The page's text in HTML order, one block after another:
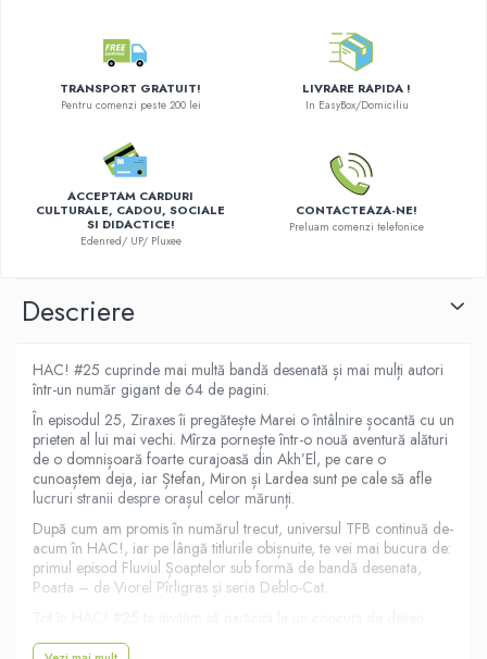
Totoro/Kiki etc
Carnetele
Dragon Ball
One Piece
Naruto Shippuden
Sailor Moon
Harry Potter
Star Trek
Fallout
Stranger Things
Collectibles
Retro Arcade – Jocuri, Console si
TRANSPORT GRATUIT!
Pentru comenzi peste 200 lei
LIVRARE RAPIDA !
In EasyBox/Domiciliu
ACCEPTAM CARDURI
CULTURALE, CADOU, SOCIALE
SI DIDACTICE!
Edenred/ UP/ Pluxee
CONTACTEAZA-NE!
Preluam comenzi telefonice
Descriere
HAC! #25 cuprinde mai multă bandă desenată și mai mulți autori
într-un număr gigant de 64 de pagini.
În episodul 25, Ziraxes îi pregătește Marei o întâlnire șocantă cu un
prieten al lui mai vechi. Mîrza pornește într-o nouă aventură alături
de o domnișoară foarte curajoasă din Akh’El, pe care o
cunoaștem deja, iar Ștefan, Miron și Lardea sunt pe cale să afle
lucruri stranii despre orașul celor mărunți.
După cum am promis în numărul trecut, universul TFB continuă de-
acum în HAC!, iar pe lângă titlurile obișnuite, te vei mai bucura de:
primul episod Fluviul Șoaptelor sub formă de bandă desenata,
Poarta – de Viorel Pîrligras și seria Deblo-Cat.